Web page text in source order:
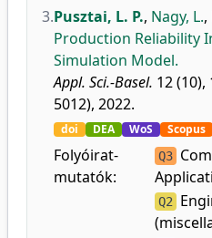
3.Pusztai, L. P., Nagy, L.,
Production Reliability
Simulation Model.
Appl. Sci.-Basel. 12
5012), 2022.
doi DEA WoS Scopus
Folyóirat-
mutatók:
Q3
Q2